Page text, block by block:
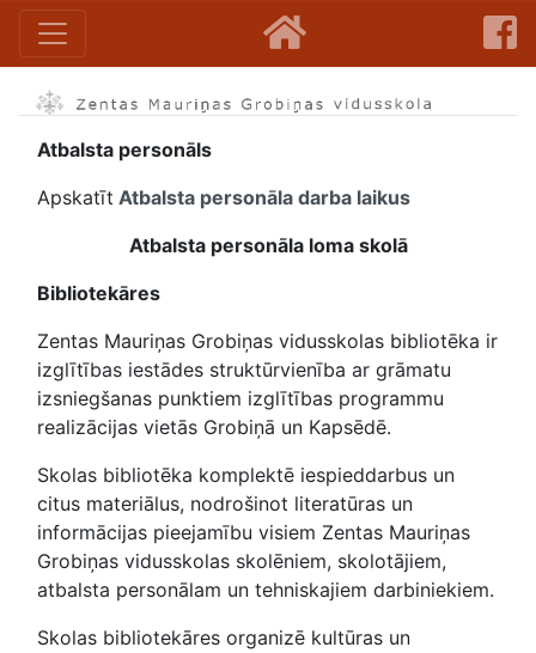
Atbalsta personāls
Apskatīt Atbalsta personāla darba laikus
Atbalsta personāla loma skolā
Bibliotekāres
Zentas Mauriņas Grobiņas vidusskolas bibliotēka ir
izglītības iestādes struktūrvienība ar grāmatu
izsniegšanas punktiem izglītības programmu
realizācijas vietās Grobiņā un Kapsēdē.
Skolas bibliotēka komplektē iespieddarbus un
citus materiālus, nodrošinot literatūras un
informācijas pieejamību visiem Zentas Mauriņas
Grobiņas vidusskolas skolēniem, skolotājiem,
atbalsta personālam un tehniskajiem darbiniekiem.
Skolas bibliotekāres organizē kultūras un